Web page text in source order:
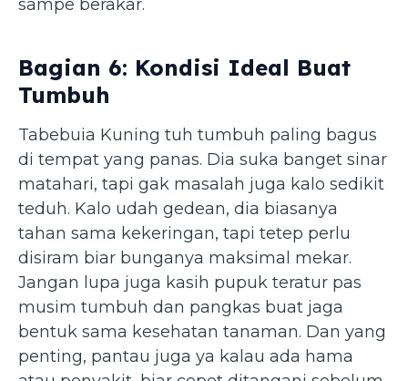
sampe berakar.
Bagian 6: Kondisi Ideal Buat
Tumbuh
Tabebuia Kuning tuh tumbuh paling bagus
di tempat yang panas. Dia suka banget sinar
matahari, tapi gak masalah juga kalo sedikit
teduh. Kalo udah gedean, dia biasanya
tahan sama kekeringan, tapi tetep perlu
disiram biar bunganya maksimal mekar.
Jangan lupa juga kasih pupuk teratur pas
musim tumbuh dan pangkas buat jaga
bentuk sama kesehatan tanaman. Dan yang
penting, pantau juga ya kalau ada hama